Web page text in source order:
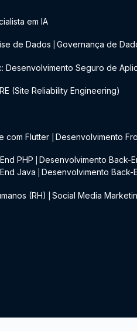
em IA
de Dados Governança de
Desenvolvimento Seguro de
(Site Reliability Engineering)
com Flutter Desenvolvimento
PHP Desenvolvimento Back-
Java Desenvolvimento Back-
(RH) Social Media